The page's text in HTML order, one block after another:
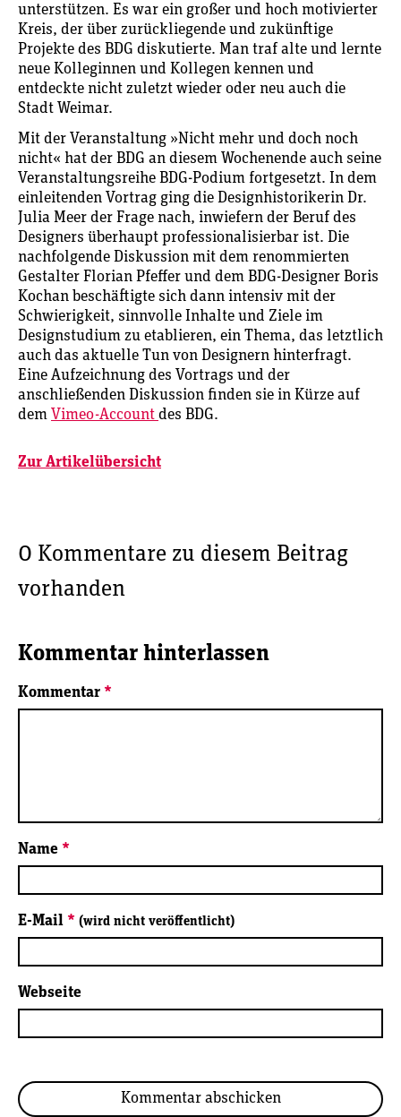
unterstützen. Es war ein großer und hoch motivierter
Kreis, der über zurückliegende und zukünftige
Projekte des BDG diskutierte. Man traf alte und lernte
neue Kolleginnen und Kollegen kennen und
entdeckte nicht zuletzt ­wieder oder neu auch die
Stadt Weimar.
Mit der Veranstaltung »Nicht mehr und doch noch
nicht« hat der BDG an diesem Wochenende auch seine
Veranstaltungsreihe BDG-Podium fortgesetzt. In dem
einleitenden Vortrag ging die Designhistorikerin Dr.
Julia Meer der Frage nach, inwiefern der Beruf des
Designers überhaupt professionalisierbar ist. Die
nachfolgende Diskussion mit dem renommierten
Gestalter Florian Pfeffer und dem BDG-Designer Boris
Kochan beschäftigte sich dann intensiv mit der
Schwierigkeit, sinnvolle Inhalte und Ziele im
Designstudium zu etablieren, ein Thema, das letztlich
auch das aktuelle Tun von Designern hinterfragt.
Eine Aufzeichnung des Vortrags und der
anschließenden Diskussion finden sie in Kürze auf
dem Vimeo-Account des BDG.
Zur Artikelübersicht
0 Kommentare zu diesem Beitrag
vorhanden
Kommentar hinterlassen
Kommentar *
Name *
E-Mail * (wird nicht veröffentlicht)
Webseite